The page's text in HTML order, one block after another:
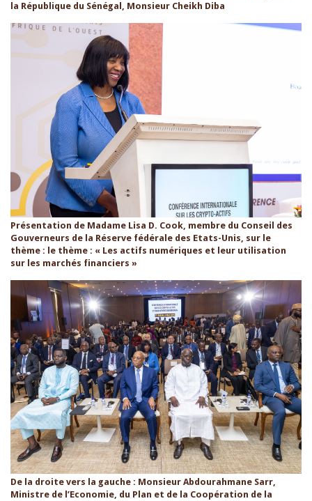
la République du Sénégal, Monsieur Cheikh Diba
Présentation de Madame Lisa D. Cook, membre du Conseil des
Gouverneurs de la Réserve fédérale des Etats-Unis, sur le
thème : le thème : « Les actifs numériques et leur utilisation
sur les marchés financiers »
De la droite vers la gauche : Monsieur Abdourahmane Sarr,
Ministre de l’Economie, du Plan et de la Coopération de la